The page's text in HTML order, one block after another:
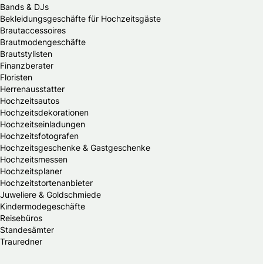
Bands & DJs
Bekleidungsgeschäfte für Hochzeitsgäste
Brautaccessoires
Brautmodengeschäfte
Brautstylisten
Finanzberater
Floristen
Herrenausstatter
Hochzeitsautos
Hochzeitsdekorationen
Hochzeitseinladungen
Hochzeitsfotografen
Hochzeitsgeschenke & Gastgeschenke
Hochzeitsmessen
Hochzeitsplaner
Hochzeitstortenanbieter
Juweliere & Goldschmiede
Kindermodegeschäfte
Reisebüros
Standesämter
Trauredner